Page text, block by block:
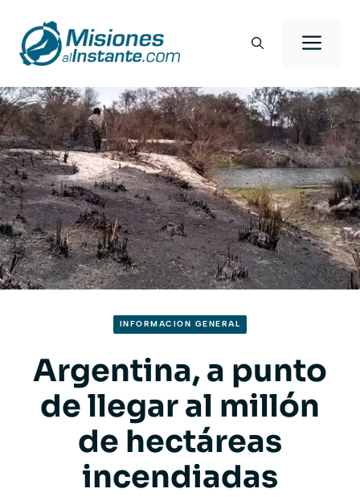
contenido
INFORMACION GENERAL
Argentina, a punto
de llegar al millón
de hectáreas
incendiadas